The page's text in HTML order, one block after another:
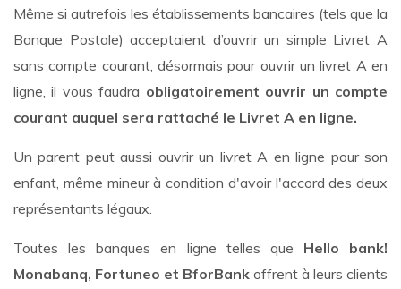
Même si autrefois les établissements bancaires (tels que la
Banque Postale) acceptaient d’ouvrir un simple Livret A
sans compte courant, désormais pour ouvrir un livret A en
ligne, il vous faudra obligatoirement ouvrir un compte
courant auquel sera rattaché le Livret A en ligne.
Un parent peut aussi ouvrir un livret A en ligne pour son
enfant, même mineur à condition d'avoir l'accord des deux
représentants légaux.
Toutes les banques en ligne telles que Hello bank!
Monabanq, Fortuneo et BforBank offrent à leurs clients